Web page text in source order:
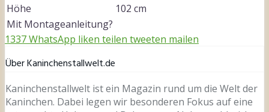
Höhe
102 cm
Mit Montageanleitung?
1337WhatsApp liken teilen tweeten mailen
Über Kaninchenstallwelt.de
Kaninchenstallwelt ist ein Magazin rund um die Welt der
Kaninchen. Dabei legen wir besonderen Fokus auf eine